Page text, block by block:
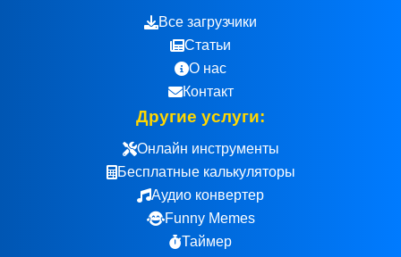
Все загрузчики
Статьи
О нас
Контакт
Другие услуги:
Онлайн инструменты
Бесплатные калькуляторы
Аудио конвертер
Funny Memes
Таймер